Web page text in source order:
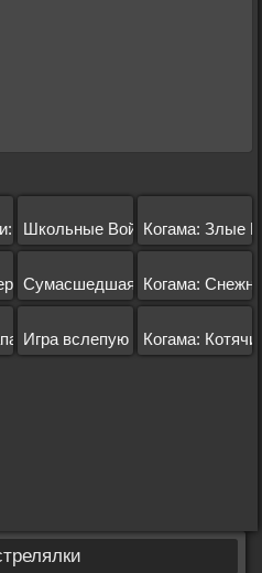
Когама
Школьные ВойныКогама: Злые
Сумасшедшая Столовая
Когама:
Игра вслепую Когама: